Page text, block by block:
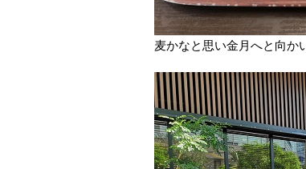
麦かなと思い金月へと向か